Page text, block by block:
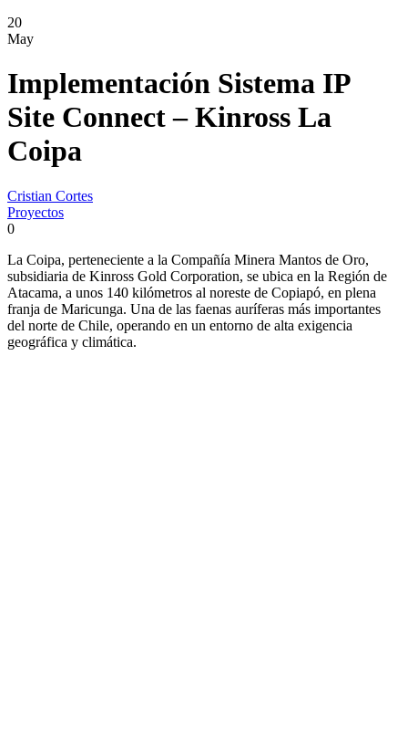
20
May
Implementación Sistema IP
Site Connect – Kinross La
Coipa
Cristian Cortes
Proyectos
0
La Coipa, perteneciente a la Compañía Minera Mantos de Oro,
subsidiaria de Kinross Gold Corporation, se ubica en la Región de
Atacama, a unos 140 kilómetros al noreste de Copiapó, en plena
franja de Maricunga. Una de las faenas auríferas más importantes
del norte de Chile, operando en un entorno de alta exigencia
geográfica y climática.